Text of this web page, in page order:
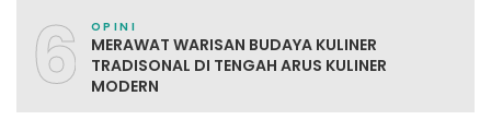
6 OPINI
MERAWAT WARISAN BUDAYA KULINER
TRADISONAL DI TENGAH ARUS KULINER
MODERN